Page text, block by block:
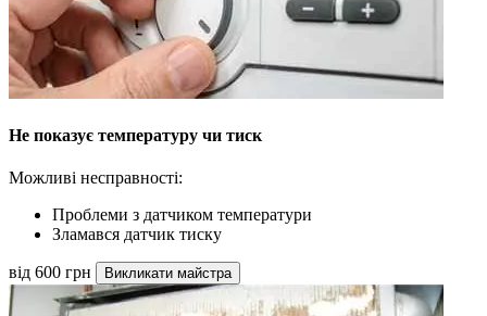
Не показує температуру чи тиск
Можливі несправності:
Проблеми з датчиком температури
Зламався датчик тиску
від 600 грн Викликати майстра